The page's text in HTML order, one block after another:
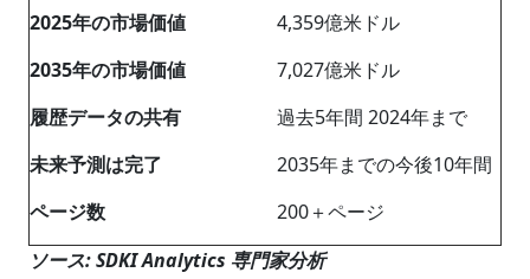
2025年の市場価値
4,359億米ドル
2035年の市場価値
7,027億米ドル
履歴データの共有
過去5年間 2024年まで
未来予測は完了
2035年までの今後10年間
ページ数
200＋ページ
ソース: SDKI Analytics 専門家分析